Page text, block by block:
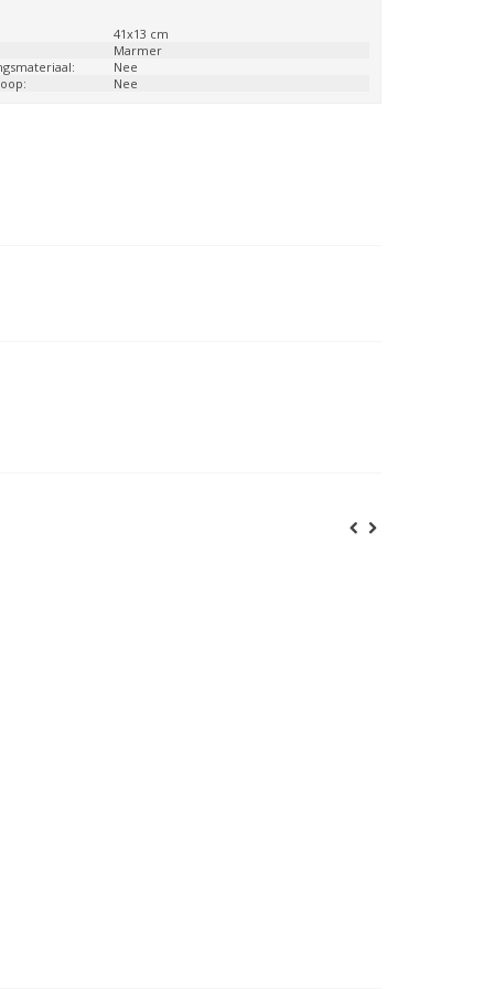
41x13 cm
Marmer
Nee
Nee